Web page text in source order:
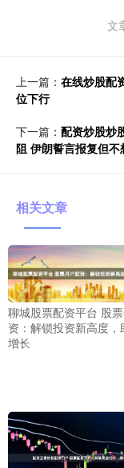
文
上一篇： 在线炒股配
位下行
下一篇： 配资炒股炒
阻 伊朗誓言报复但不
相关文章
聊城股票配资平台 股
资：解锁投资新高度，
增长